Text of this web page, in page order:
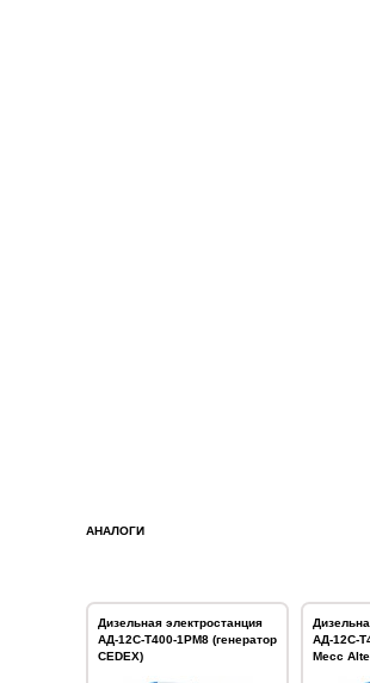
АНАЛОГИ
Дизельная электростанция
АД-12С-Т400-1РМ8 (генератор
CEDEX)
АД-12С-
Mecc